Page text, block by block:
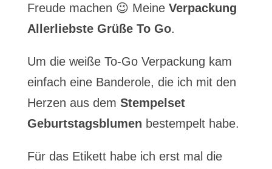
Freude machen 😉 Meine Verpackung
Allerliebste Grüße To Go.
Um die weiße To-Go Verpackung kam
einfach eine Banderole, die ich mit den
Herzen aus dem Stempelset
Geburtstagsblumen bestempelt habe.
Für das Etikett habe ich erst mal die